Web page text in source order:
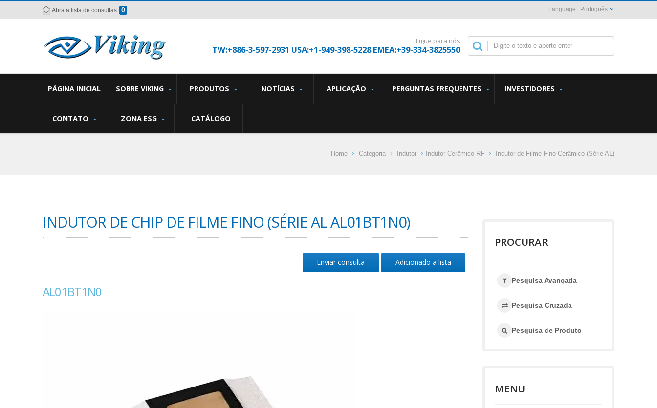
Abra a lista de consultas 0 Português
Ligue para nós
TW:+886-3-597-2931 USA:+1-949-398-5228 EMEA:+39-334-3825550
PÁGINA INICIAL SOBRE VIKING PRODUTOS NOTÍCIAS APLICAÇÃO PERGUNTAS FREQUENTES INVESTIDORES
CONTATO ZONA ESG CATÁLOGO
Home Categoria Indutor Indutor Cerâmico RF Indutor de Filme Fino Cerâmico (Série AL)
INDUTOR DE CHIP DE FILME FINO (SÉRIE AL AL01BT1N0)
Enviar consulta Adicionado a lista
AL01BT1N0
PROCURAR
Pesquisa Avançada
Pesquisa Cruzada
Pesquisa de Produto
MENU